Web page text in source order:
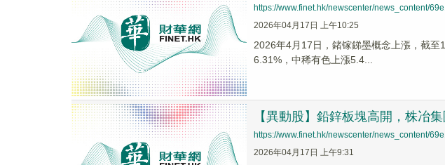
https://www.finet.hk/newscenter/news_content/
2026年04月17日 上午10:25
2026年4月17日，鍺镓銻墨概念上漲，截
6.31%，中稀有色上漲5.4...
【異動股】鉛鋅板塊高開，株冶
https://www.finet.hk/newscenter/news_content/
2026年04月17日 上午9:31